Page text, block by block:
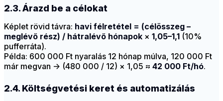
2.3. Árazd be a célokat
Képlet rövid távra: havi félretétel = (célösszeg –
meglévő rész) / hátralévő hónapok × 1,05–1,1 (10%
pufferráta).
Példa: 600 000 Ft nyaralás 12 hónap múlva, 120 000 Ft
már megvan → (480 000 / 12) × 1,05 ≈ 42 000 Ft/hó.
2.4. Költségvetési keret és automatizálás